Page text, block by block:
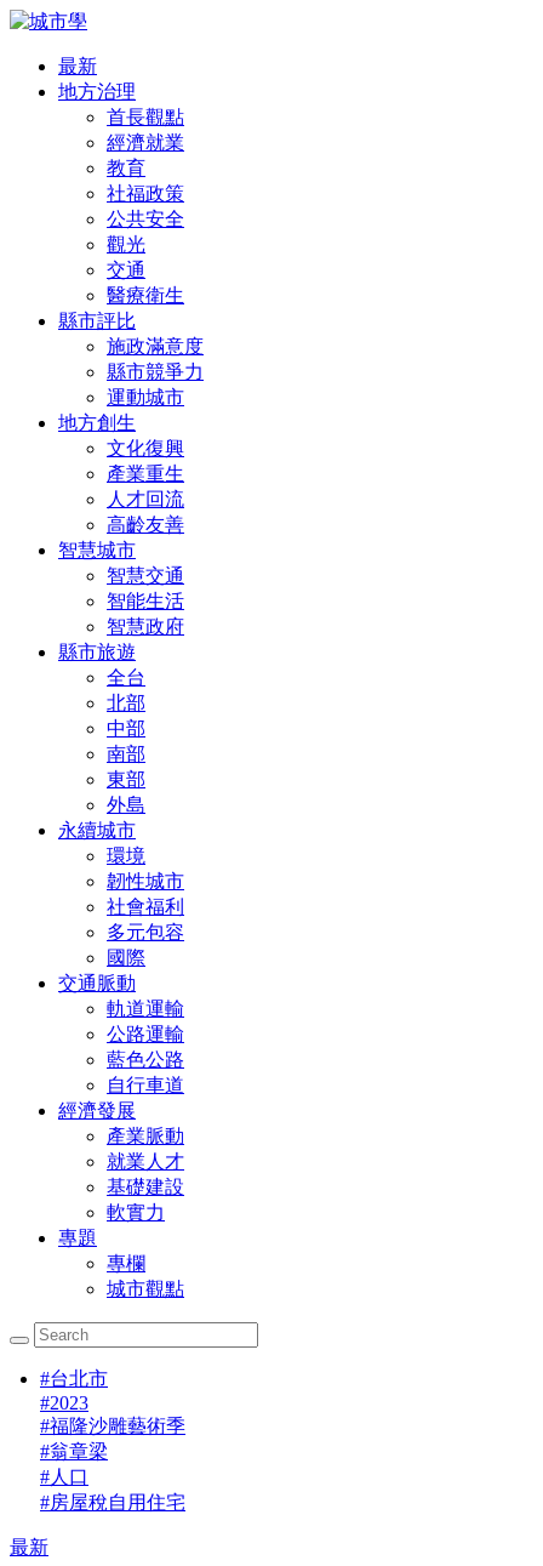
最新
地方治理
首長觀點
經濟就業
教育
社福政策
公共安全
觀光
交通
醫療衛生
縣市評比
施政滿意度
縣市競爭力
運動城市
地方創生
文化復興
產業重生
人才回流
高齡友善
智慧城市
智慧交通
智能生活
智慧政府
縣市旅遊
全台
北部
中部
南部
東部
外島
永續城市
環境
韌性城市
社會福利
多元包容
國際
交通脈動
軌道運輸
公路運輸
藍色公路
自行車道
經濟發展
產業脈動
就業人才
基礎建設
軟實力
專題
專欄
城市觀點
#台北市
#2023
#福隆沙雕藝術季
#翁章梁
#人口
#房屋稅自用住宅
最新